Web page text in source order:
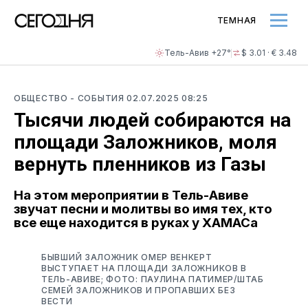
Тель-Авив +27° $ 3.01 · € 3.48
ТЕМНАЯ
ОБЩЕСТВО - СОБЫТИЯ02.07.2025 08:25
Тысячи людей собираются на
площади Заложников, моля
вернуть пленников из Газы
На этом мероприятии в Тель-Авиве
звучат песни и молитвы во имя тех, кто
все еще находится в руках у ХАМАСа
БЫВШИЙ ЗАЛОЖНИК ОМЕР ВЕНКЕРТ
ВЫСТУПАЕТ НА ПЛОЩАДИ ЗАЛОЖНИКОВ В
ТЕЛЬ-АВИВЕ; ФОТО: ПАУЛИНА ПАТИМЕР/ШТАБ
СЕМЕЙ ЗАЛОЖНИКОВ И ПРОПАВШИХ БЕЗ
ВЕСТИ